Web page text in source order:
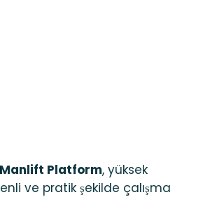
Manlift Platform, yüksek
ve pratik şekilde çalışma